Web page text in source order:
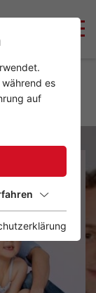
es
auf